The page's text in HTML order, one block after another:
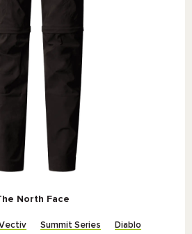
North Face
Summit Series Diablo